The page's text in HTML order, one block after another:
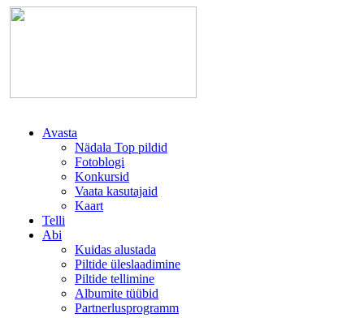
Avasta
Nädala Top pildid
Fotoblogi
Konkursid
Vaata kasutajaid
Kaart
Telli
Abi
Kuidas alustada
Piltide üleslaadimine
Piltide tellimine
Albumite tüübid
Partnerlusprogramm